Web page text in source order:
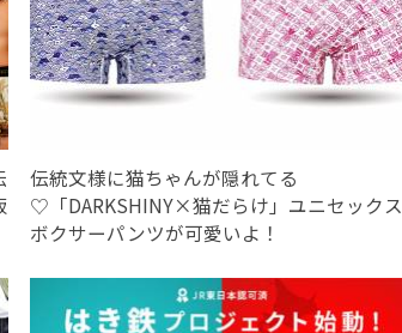
伝統文様に猫ちゃんが隠れてる
♡「DARKSHINY×猫だらけ」ユニセックス
ボクサーパンツが可愛いよ！